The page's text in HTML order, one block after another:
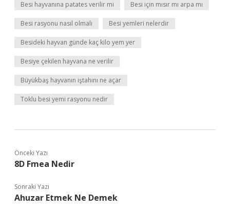
Besi hayvanına patates verilir mi Besi için mısır mı arpa mı
Besi rasyonu nasıl olmalı Besi yemleri nelerdir
Besideki hayvan günde kaç kilo yem yer
Besiye çekilen hayvana ne verilir
Büyükbaş hayvanın iştahını ne açar
Toklu besi yemi rasyonu nedir
Önceki Yazı
8D Fmea Nedir
Sonraki Yazı
Ahuzar Etmek Ne Demek